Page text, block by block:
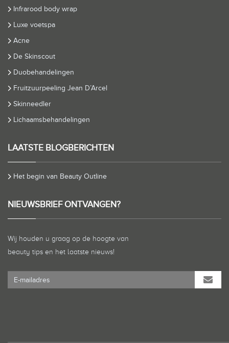
Infrarood body wrap
Luxe voetspa
Acne
De Skinscout
Duobehandelingen
Fruitzuurpeeling Jean D’Arcel
Skinneedler
Lichaamsbehandelingen
LAATSTE BLOGBERICHTEN
Het begin van Beauty Outline
NIEUWSBRIEF ONTVANGEN?
Wij houden u graag op de hoogte van
beauty tips en het laatste nieuws!